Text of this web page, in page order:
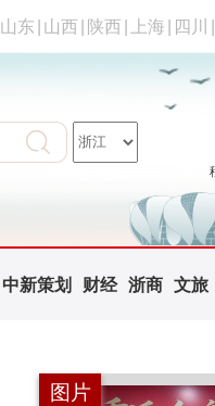
山东 山西 陕西 上海 四川
中新策划 财经 浙商 文旅
图片